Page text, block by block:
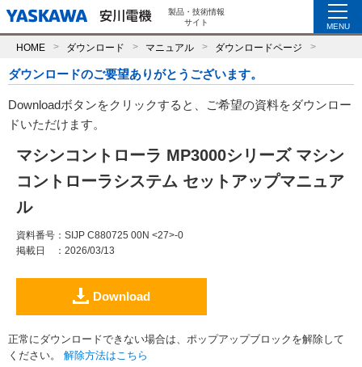
製品・技術情報
サイト
MENU
HOME ダウンロード マニュアル ダウンロードページ
ダウンロードのご要望ありがとうございます。
Downloadボタンをクリックすると、ご希望の資料をダウンロー
ドいただけます。
マシンコントローラ MP3000シリーズ マシン
コントローラシステム セットアップマニュア
ル
資料番号 ：SIJP C880725 00N <27>-0
掲載日
：2026/03/13
Download
正常にダウンロードできない場合は、ポップアップブロックを解除して
ください。 解除方法はこちら